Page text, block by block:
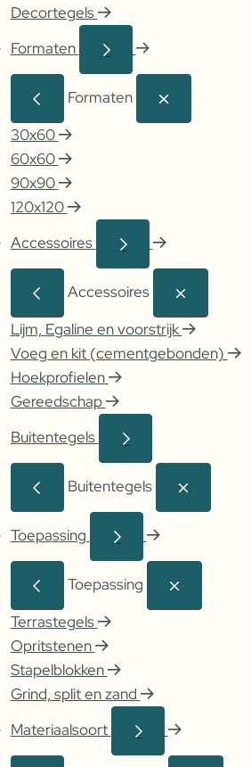
Decortegels
Formaten
Formaten
30x60
60x60
90x90
120x120
Accessoires
Accessoires
Lijm, Egaline en voorstrijk
Voeg en kit (cementgebonden)
Hoekprofielen
Gereedschap
Buitentegels
Buitentegels
Toepassing
Toepassing
Terrastegels
Opritstenen
Stapelblokken
Grind, split en zand
Materiaalsoort